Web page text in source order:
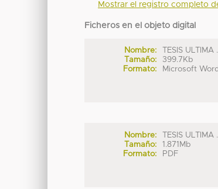
Mostrar el registro completo
Ficheros en el objeto digital
Nombre:
TESIS ULTIMA
Tamaño:
399.7Kb
Formato:
Microsoft
Nombre:
TESIS ULTIMA
Tamaño:
1.871Mb
Formato:
PDF